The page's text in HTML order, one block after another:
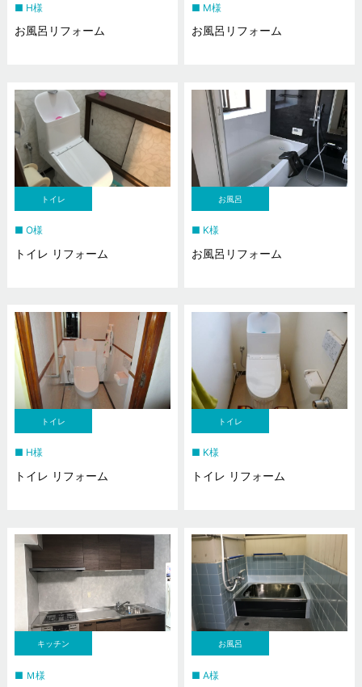
H様
お風呂リフォーム
M様
お風呂リフォーム
トイレ
O様
トイレ リフォーム
お風呂
K様
お風呂リフォーム
トイレ
H様
トイレ リフォーム
トイレ
K様
トイレ リフォーム
キッチン
Ｍ様
お風呂
A様